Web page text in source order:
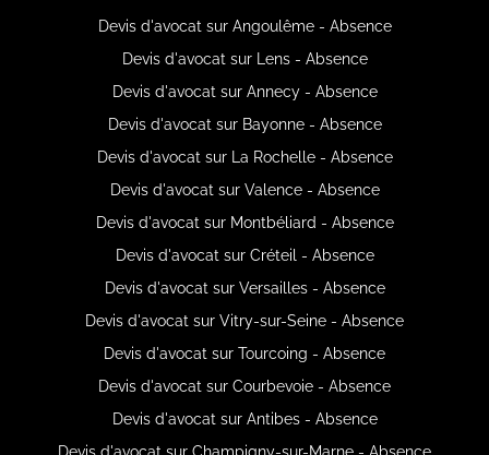
Devis d'avocat sur Angoulême - Absence
Devis d'avocat sur Lens - Absence
Devis d'avocat sur Annecy - Absence
Devis d'avocat sur Bayonne - Absence
Devis d'avocat sur La Rochelle - Absence
Devis d'avocat sur Valence - Absence
Devis d'avocat sur Montbéliard - Absence
Devis d'avocat sur Créteil - Absence
Devis d'avocat sur Versailles - Absence
Devis d'avocat sur Vitry-sur-Seine - Absence
Devis d'avocat sur Tourcoing - Absence
Devis d'avocat sur Courbevoie - Absence
Devis d'avocat sur Antibes - Absence